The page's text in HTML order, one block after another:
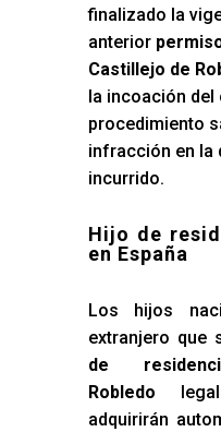
finalizado la
anterior
Castillejo de
la incoación
procedimiento
infracción en la
incurrido.
Hijo de
en España
Los hijos
extranjero que
de
Robledo
adquirirán